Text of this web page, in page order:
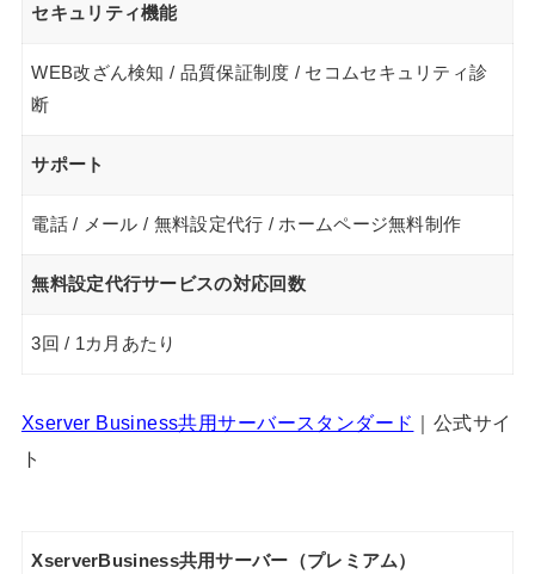
セキュリティ機能
WEB改ざん検知 / 品質保証制度 / セコムセキュリティ診
断
サポート
電話 / メール / 無料設定代行 / ホームページ無料制作
無料設定代行サービスの対応回数
3回 / 1カ月あたり
Xserver Business共用サーバースタンダード ｜公式サイ
ト
XserverBusiness共用サーバー（プレミアム）